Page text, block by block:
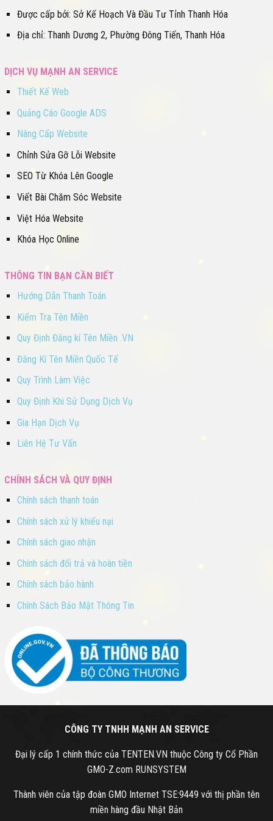
Được cấp bởi: Sở Kế Hoạch Và Đầu Tư Tỉnh Thanh Hóa
Địa chỉ: Thanh Dương 2, Phường Đông Tiến, Thanh Hóa
DỊCH VỤ MẠNH AN SERVICE
Thiết Kế Web
Quảng Cáo Google ADS
Nâng Cấp Website
Chỉnh Sửa Gỡ Lỗi Website
SEO Từ Khóa Lên Google
Viết Bài Chăm Sóc Website
Việt Hóa Website
Khóa Học Online
THÔNG TIN BẠN CẦN BIẾT
Hướng Dẫn Thanh Toán
Kiểm Tra Tên Miền
Quy Định Đăng kí Tên Miền .VN
Đăng Kí Tên Miền Quốc Tế
Quy Trình Làm Việc
Quy Định Khi Sử Dụng Dịch Vụ
Gia Hạn Dịch Vụ
Liên Hệ Tư Vấn
CHÍNH SÁCH VÀ QUY ĐỊNH
Chính sách thanh toán
Chính sách xử lý khiếu nại
Chính sách giao nhận
Chính sách đổi trả và hoàn tiền
Chính sách bảo hành
Chính Sách Bảo Mật Thông Tin
CÔNG TY TNHH MẠNH AN SERVICE
Đại lý cấp 1 chính thức của TENTEN.VN thuộc Công ty Cổ Phần
GMO-Z.com RUNSYSTEM
Thành viên của tập đoàn GMO Internet TSE:9449 với thị phần tên
miền hàng đầu Nhật Bản